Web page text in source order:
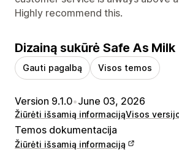
Highly recommend this.
Dizainą sukūrė Safe As Milk
Gauti pagalbą Visos temos
Version 9.1.0•June 03, 2026
Žiūrėti išsamią informacijąVisos
Temos dokumentacija
Žiūrėti išsamią informaciją